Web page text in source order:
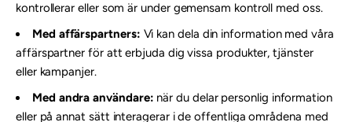
kontrollerar eller som är under gemensam kontroll med oss.
Med affärspartners: Vi kan dela din information med våra
affärspartner för att erbjuda dig vissa produkter, tjänster
eller kampanjer.
Med andra användare: när du delar personlig information
eller på annat sätt interagerar i de offentliga områdena med